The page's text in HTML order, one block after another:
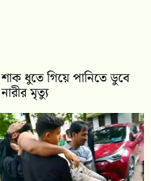
শাক ধুতে গিয়ে পানিতে ডুবে
নারীর মৃত্যু